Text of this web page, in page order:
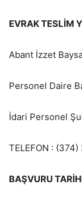
EVRAK
Abant İzzet
Personel Daire
İdari Personel
TELEFON :
BAŞVURU